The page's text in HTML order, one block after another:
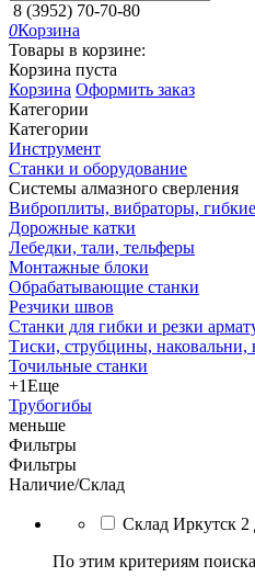
8 (3952) 70-70-80
0Корзина
Товары в корзине:
Корзина пуста
Корзина Оформить заказ
Категории
Категории
Инструмент
Станки и оборудование
Системы алмазного сверления
Виброплиты, вибраторы,
Дорожные катки
Лебедки, тали, тельферы
Монтажные блоки
Обрабатывающие станки
Резчики швов
Станки для гибки и резки
Тиски, струбцины, наковальни,
Точильные станки
+1Еще
Трубогибы
меньше
Фильтры
Фильтры
Наличие/Склад
Склад Иркутск 2
По этим критериям